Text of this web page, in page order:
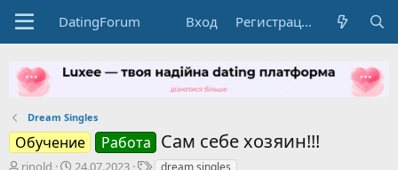
DatingForum Вход Регистрация
Dream Singles
Обучение
Аrinold
Д
а
24.07.2023
е
dream singles